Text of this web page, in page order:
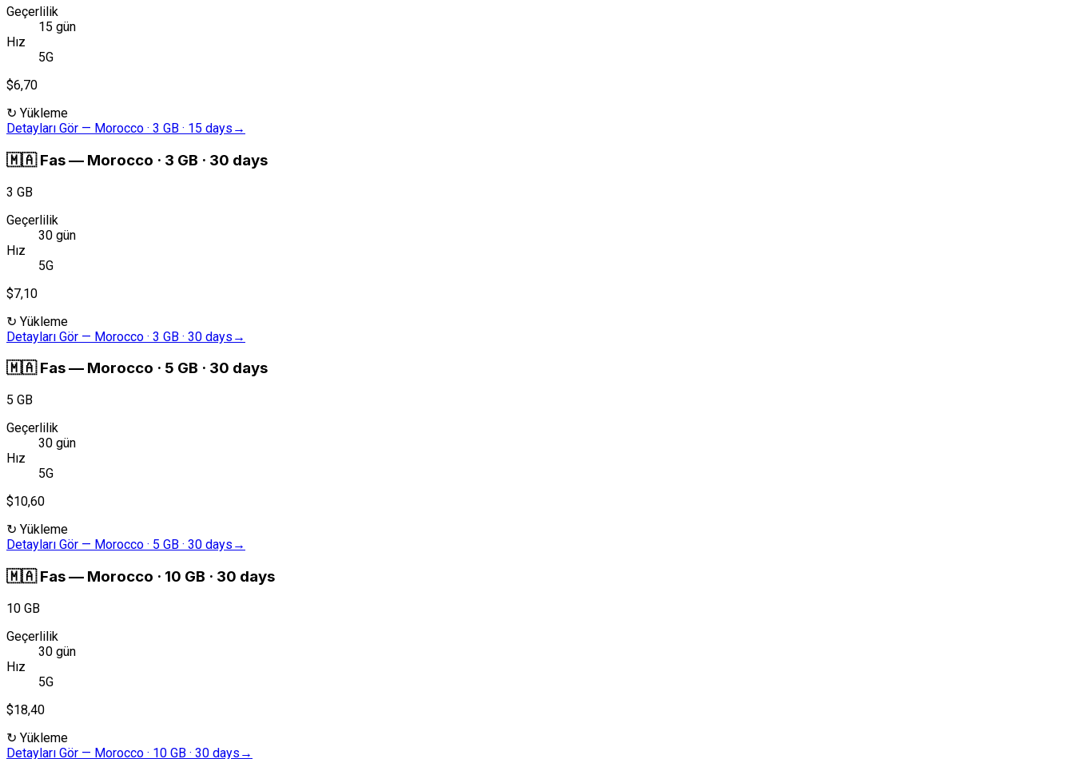
Geçerlilik
15 gün
Hız
5G
$6,70
↻ Yükleme
Detayları Gör — Morocco · 3 GB · 15 days →
🇲🇦 Fas— Morocco · 3 GB · 30 days
3 GB
Geçerlilik
30 gün
Hız
5G
$7,10
↻ Yükleme
Detayları Gör — Morocco · 3 GB · 30 days →
🇲🇦 Fas— Morocco · 5 GB · 30 days
5 GB
Geçerlilik
30 gün
Hız
5G
$10,60
↻ Yükleme
Detayları Gör — Morocco · 5 GB · 30 days →
🇲🇦 Fas— Morocco · 10 GB · 30 days
10 GB
Geçerlilik
30 gün
Hız
5G
$18,40
↻ Yükleme
Detayları Gör — Morocco · 10 GB · 30 days →